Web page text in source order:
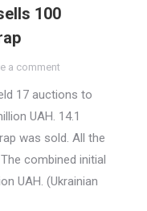
100
a comment
17 auctions to
UAH. 14.1
was sold. All the
combined initial
UAH. (Ukrainian